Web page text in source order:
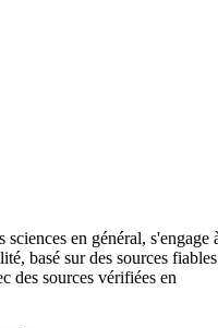
en général, s'engage
basé sur des sources
des sources vérifiées en